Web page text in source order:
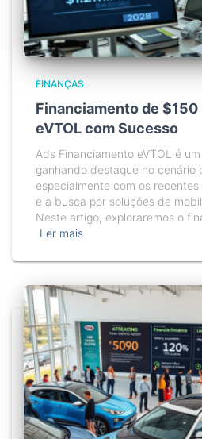
FINANÇAS
Financiamento de $150
eVTOL com Sucesso
Ads Financiamento eVTOL é
ganhando destaque no cenário
especialmente com os
e a busca por soluções de
Neste artigo, exploraremos o
Ler mais